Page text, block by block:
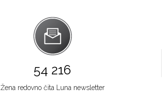
54 216
Žena redovno čita Luna newsletter